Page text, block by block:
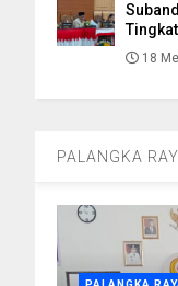
18
PALANGKA